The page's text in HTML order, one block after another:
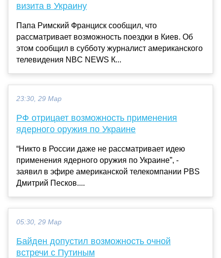
визита в Украину
Папа Римский Франциск сообщил, что
рассматривает возможность поездки в Киев. Об
этом сообщил в субботу журналист американского
телевидения NBC NEWS К...
23:30, 29 Мар
РФ отрицает возможность применения
ядерного оружия по Украине
“Никто в России даже не рассматривает идею
применения ядерного оружия по Украине”, -
заявил в эфире американской телекомпании PBS
Дмитрий Песков....
05:30, 29 Мар
Байден допустил возможность очной
встречи с Путиным